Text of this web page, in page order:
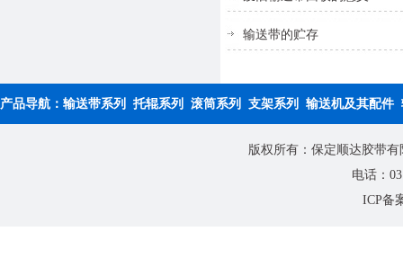
输送带的贮存
产品导航： 输送带系列 托辊系列 滚筒系列 支架系列 输送机及其配件
版权所有：保定顺达胶带
电话：
ICP备